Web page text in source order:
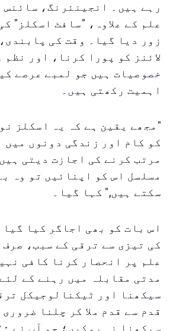
رہے ہیں۔ انجینئرنگ، سائنس
علم کے علاوہ، "سافٹ اسکلز"
زور دیا گیا۔ وقت کی
لائنز کو پورا کرنا، اور نظم
خصوصیات ہیں جو لمبے عرصے
اہمیت رکھتی ہیں۔
"مجھے یقین ہے کہ یہ اسکلز
کو کام اور زندگی دونوں میں
مرتب کرنے کی اجازت دیتی
مسلسل اس کو اپنائیں تو وہ
سکتے ہیں," کہا گیا۔
اس بات کو بھی اجاگر کیا
کی تیزی سے ترقی کے سبب،
علم پر انحصار کرنا کافی
مدتی مقابلہ میں رہنے کے
سیکھنا اور ٹیکنالوجیکل
قدم سے قدم ملا کر چلنا